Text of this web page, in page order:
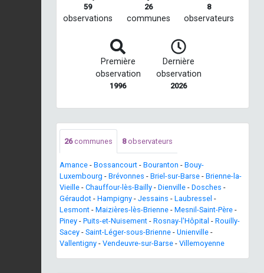
59
observations
26
communes
8
observateurs
Première
observation
1996
Dernière
observation
2026
26communes 8observateurs
Amance - Bossancourt - Bouranton - Bouy-
Luxembourg - Brévonnes - Briel-sur-Barse - Brienne-la-
Vieille - Chauffour-lès-Bailly - Dienville - Dosches -
Géraudot - Hampigny - Jessains - Laubressel -
Lesmont - Maizières-lès-Brienne - Mesnil-Saint-Père -
Piney - Puits-et-Nuisement - Rosnay-l'Hôpital - Rouilly-
Sacey - Saint-Léger-sous-Brienne - Unienville -
Vallentigny - Vendeuvre-sur-Barse - Villemoyenne